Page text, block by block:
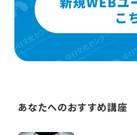
あなたへのおすすめ講座